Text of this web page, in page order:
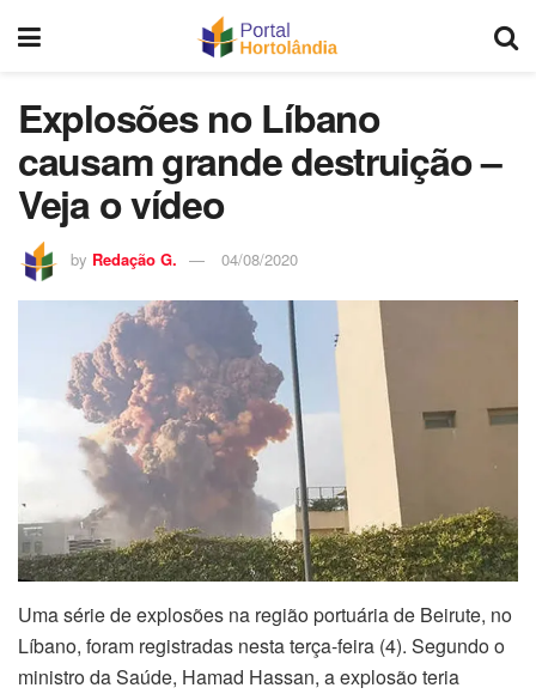
Explosões no Líbano
causam grande destruição –
Veja o vídeo
by Redação G. 04/08/2020
Uma série de explosões na região portuária de Beirute, no
Líbano, foram registradas nesta terça-feira (4). Segundo o
ministro da Saúde, Hamad Hassan, a explosão teria